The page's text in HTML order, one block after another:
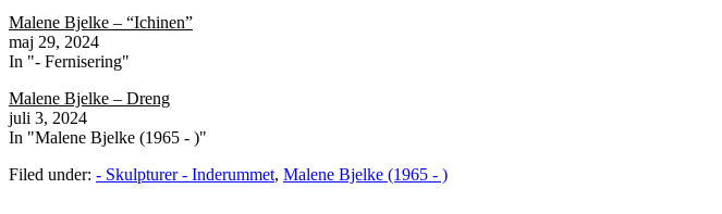
Malene Bjelke – “Ichinen”
maj 29, 2024
In "- Fernisering"
Malene Bjelke – Dreng
juli 3, 2024
In "Malene Bjelke (1965 - )"
Filed under: - Skulpturer - Inderummet, Malene Bjelke (1965 - )